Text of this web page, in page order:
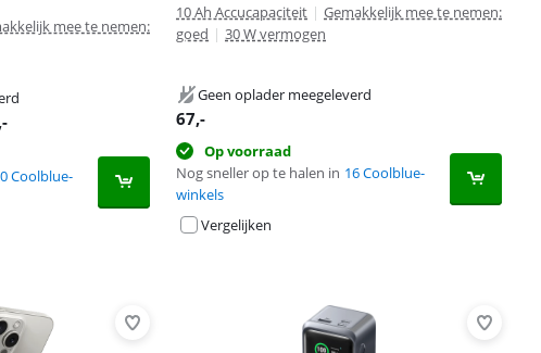
mee te nemen:
,-
Coolblue-
10 Ah Accucapaciteit | Gemakkelijk mee te nemen:
goed | 30 W vermogen
Geen oplader meegeleverd
67,-
Op voorraad
Nog sneller op te halen in 16 Coolblue-
winkels
Vergelijken